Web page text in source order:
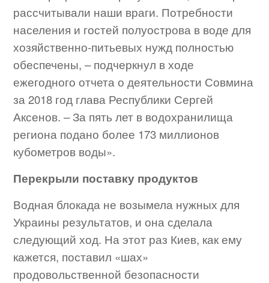
рассчитывали наши враги. Потребности
населения и гостей полуострова в воде для
хозяйственно-питьевых нужд полностью
обеспечены, – подчеркнул в ходе
ежегодного отчета о деятельности Совмина
за 2018 год глава Республики Сергей
Аксенов. – За пять лет в водохранилища
региона подано более 173 миллионов
кубометров воды».
Перекрыли поставку продуктов
Водная блокада не возымела нужных для
Украины результатов, и она сделала
следующий ход. На этот раз Киев, как ему
кажется, поставил «шах»
продовольственной безопасности